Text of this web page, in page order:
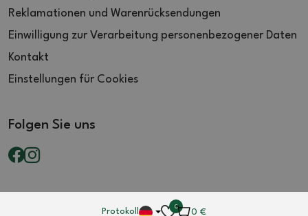
Protokoll
0
0€
Reklamationen und Warenrücksendungen
Einwilligung zur Verarbeitung personenbezogener Daten
Kontakt
Einstellungen für Cookies
Folgen Sie uns